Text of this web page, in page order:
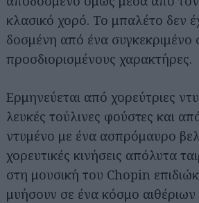
κλασικό χορό. Το μπαλέτο δεν
δοσμένη από ένα συγκεκριμένο
προσδιορισμένους χαρακτήρες.
Ερμηνεύεται από χορεύτριες
λευκές τούλινες φούστες και
ντυμένο με ένα ασπρόμαυρο
χορευτικές κινήσεις απόλυτα
στη μουσική του Chopin
μυήσουν σε ένα κόσμο